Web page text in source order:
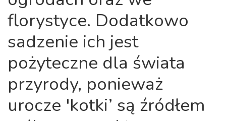
florystyce. Dodatkowo
sadzenie ich jest
pożyteczne dla świata
przyrody, ponieważ
urocze 'kotki’ są źródłem